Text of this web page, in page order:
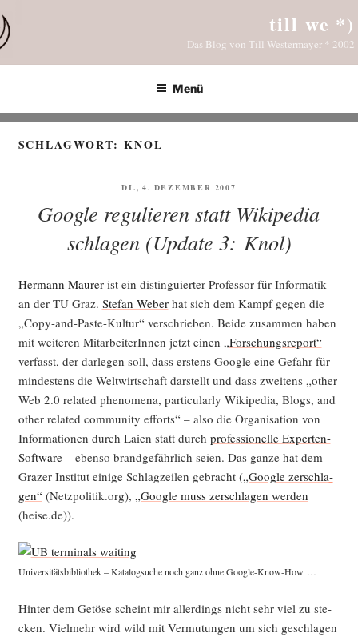
Inhalt
springen
till we *)
Das Blog von Till Westermayer * 2002
Menü
SCHLAGWORT:KNOL
VERÖFFENTLICHT
DI., 4. DEZEMBER 2007
Google regulieren statt Wikipedia
schlagen (Update 3: Knol)
Her­mann Mau­rerist ein distin­gu­ier­ter Pro­fes­sor für Infor­ma­tik
an der TU Graz. Ste­fan Weberhat sich dem Kampf gegen die
„Copy-and-Pas­te-Kul­tur“ ver­schrie­ben. Bei­de zusam­men haben
mit wei­te­ren Mit­ar­bei­te­rIn­nen jetzt einen „For­schungs­re­port“
ver­fasst, der dar­le­gen soll, dass ers­tens Goog­le eine Gefahr für
min­des­tens die Welt­wirt­schaft dar­stellt und dass zwei­tens „other
Web 2.0 rela­ted phe­no­me­na, par­ti­cu­lar­ly Wiki­pe­dia, Blogs, and
other rela­ted com­mu­ni­ty efforts“ – also die Orga­ni­sa­ti­on von
Infor­ma­tio­nen durch Lai­en statt durch pro­fes­sio­nel­le Exper­ten-
Soft­ware– eben­so brand­ge­fähr­lich sei­en. Das gan­ze hat dem
Gra­zer Insti­tut eini­ge Schlag­zei­len gebracht („Goog­le zer­schla­
gen“ (Netzpolitik.org), „Goog­le muss zer­schla­gen wer­den
(heise.de)).
Uni­ver­si­täts­bi­blio­thek – Kata­log­su­che noch ganz ohne Google-Know-How …
Hin­ter dem Getö­se scheint mir aller­dings nicht sehr viel zu ste­
cken. Viel­mehr wird wild mit Ver­mu­tun­gen um sich geschla­gen